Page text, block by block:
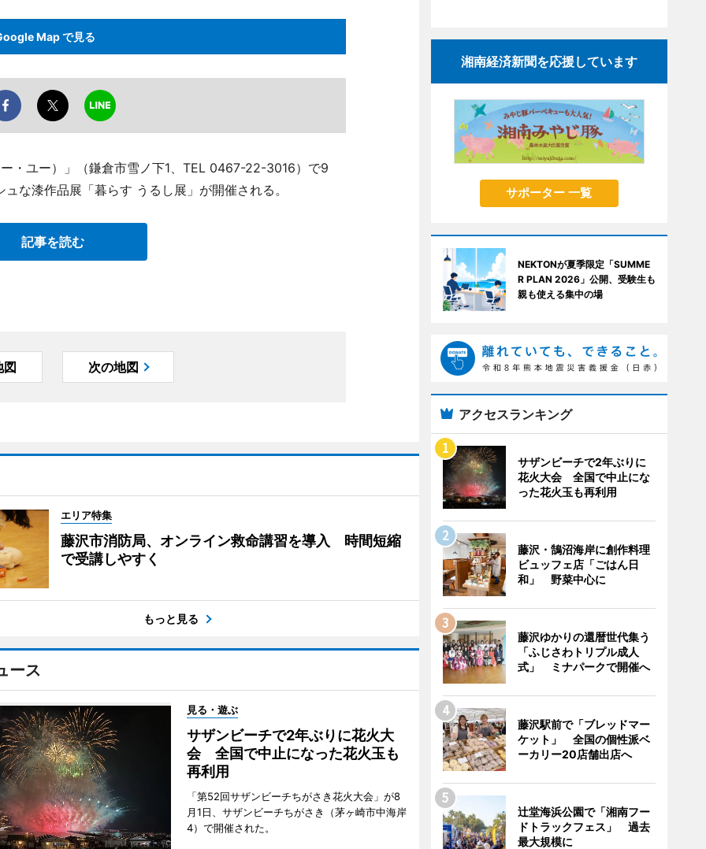
Map で見る
・ユー）」（鎌倉市雪ノ下1、TEL 0467-22-3016）で9
な漆作品展「暮らす うるし展」が開催される。
記事を読む
図 次の地図
エリア特集
藤沢市消防局、オンライン救命講習を導入 時間短縮
で受講しやすく
もっと見る
ース
見る・遊ぶ
サザンビーチで2年ぶりに花火大
会 全国で中止になった花火玉も
再利用
「第52回サザンビーチちがさき花火大会」が8
月1日、サザンビーチちがさき（茅ヶ崎市中海岸
4）で開催された。
湘南経済新聞を応援しています
サポーター 一覧
NEKTONが夏季限定「SUMME
R PLAN 2026」公開、受験生も
親も使える集中の場
アクセスランキング
サザンビーチで2年ぶりに
花火大会 全国で中止にな
った花火玉も再利用
藤沢・鵠沼海岸に創作料理
ビュッフェ店「ごはん日
和」 野菜中心に
藤沢ゆかりの還暦世代集う
「ふじさわトリプル成人
式」 ミナパークで開催へ
藤沢駅前で「ブレッドマー
ケット」 全国の個性派ベ
ーカリー20店舗出店へ
辻堂海浜公園で「湘南フー
ドトラックフェス」 過去
最大規模に